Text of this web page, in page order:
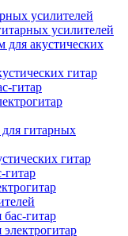
усилителей
усилителей
для акустических
гитар
гитар
гитарных
гитар
гитар
гитар